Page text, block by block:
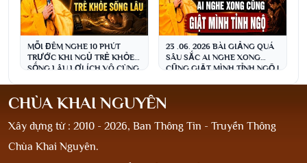
MỖI ĐÊM NGHE 10 PHÚT
TRƯỚC KHI NGỦ TRẺ KHỎE
SỐNG LÂU LỢI ÍCH VÔ CÙNG
23 .06. 2026 BÀI GIẢNG QUÁ
SÂU SẮC AI NGHE XONG
CŨNG GIẬT MÌNH TỈNH NGỘ |
CHÙA KHAI NGUYÊN
Xây dựng từ : 2010 - 2026, Ban Thông Tin - Truyền Thông
Chùa Khai Nguyên.